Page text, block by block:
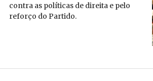
contra as po­lí­ticas de di­reita e pelo
re­forço do Par­tido.